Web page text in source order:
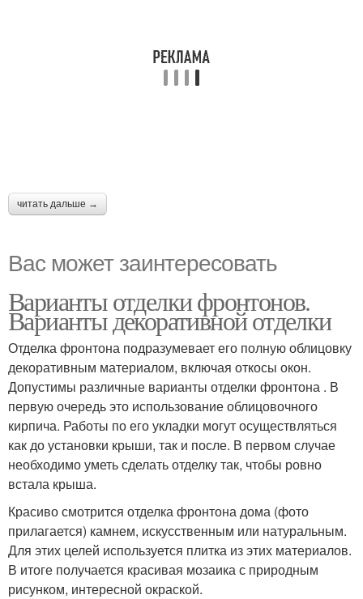
читать дальше →
Вас может заинтересовать
Варианты отделки фронтонов.
Варианты декоративной отделки
Отделка фронтона подразумевает его полную облицовку
декоративным материалом, включая откосы окон.
Допустимы различные варианты отделки фронтона . В
первую очередь это использование облицовочного
кирпича. Работы по его укладки могут осуществляться
как до установки крыши, так и после. В первом случае
необходимо уметь сделать отделку так, чтобы ровно
встала крыша.
Красиво смотрится отделка фронтона дома (фото
прилагается) камнем, искусственным или натуральным.
Для этих целей используется плитка из этих материалов.
В итоге получается красивая мозаика с природным
рисунком, интересной окраской.